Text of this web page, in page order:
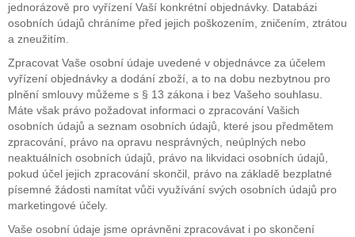
jednorázově pro vyřízení Vaší konkrétní objednávky. Databázi
osobních údajů chráníme před jejich poškozením, zničením, ztrátou
a zneužitím.
Zpracovat Vaše osobní údaje uvedené v objednávce za účelem
vyřízení objednávky a dodání zboží, a to na dobu nezbytnou pro
plnění smlouvy můžeme s § 13 zákona i bez Vašeho souhlasu.
Máte však právo požadovat informaci o zpracování Vašich
osobních údajů a seznam osobních údajů, které jsou předmětem
zpracování, právo na opravu nesprávných, neúplných nebo
neaktuálních osobních údajů, právo na likvidaci osobních údajů,
pokud účel jejich zpracování skončil, právo na základě bezplatné
písemné žádosti namítat vůči využívání svých osobních údajů pro
marketingové účely.
Vaše osobní údaje jsme oprávněni zpracovávat i po skončení